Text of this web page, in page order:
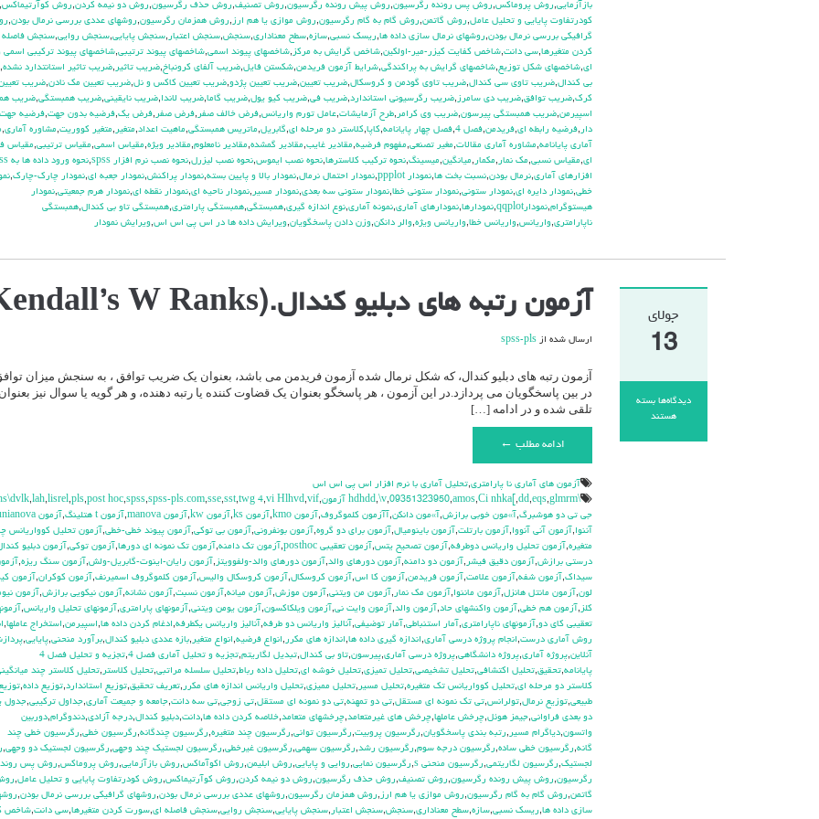
بازآزمايي,روش پروماكس,روش پس رونده رگرسيون,روش پيش رونده رگرسيون,روش تصنيف,روش حذف رگرسيون,روش دو نيمه كردن,روش كوآرتيماكس
كودرتفاوت پايايي و تحليل عامل,روش گاتمن,روش گام به گام رگرسيون,روش موازي يا هم ارز ,روش همزمان رگرسيون,روشهاي عددي بررسي نرمال بودن,
گرافيكي بررسي نرمال بودن,روشهاي نرمال سازي داده ها,ريسك نسبي,سازه,سطح معناداري,سنجش,سنجش اعتبار ,سنجش پايايي,سنجش روايي,سنجش فاصله
كردن متغيرها,سي دانت,شاخص كفايت كيزر-مير-اولكين,شاخص گرايش به مركز ,شاخصهاي پيوند اسمي,شاخصهاي پيوند ترتيبي,شاخصهاي پيوند تركيبي اسمي
اي,شاخصهاي شكل توزيع,شاخصهاي گرايش به پراكندگي,شرايط آزمون فريدمن,شكستن فايل,ضريب آلفاي کرونباخ,ضريب تاثير ,ضريب تاثير استانتدارد نشده,
بي كندال,ضريب تاوي سي كندال,ضريب تاوي گودمن و كروسكال,ضريب تعيين,ضريب تعيين پژدو,ضريب تعيين كاكس و نل,ضريب تعيين مك نادن,ضريب
كرك,ضريب توافق,ضريب دي سامرز ,ضريب رگرسيوني استاندارد,ضريب في,ضريب كيو يول,ضريب گاما,ضريب لاندا,ضريب نايقيني,ضريب همبستگي,ضريب
اسپيرمن,ضريب همبستگي پيرسون,ضريب وي كرامر ,طرح آزمايشات,عامل تورم واريانس,فرض خالف صفر ,فرض صفر ,فرض يك,فرضيه بدون جهت,فرضيه
دار ,فرضيه رابطه اي,فريدمن,فصل 4 ,فصل چهار پايانامه,كاپا,كلاستر دو مرحله اي,گابريل,ماتريس همبستگي,ماهيت اعداد,متغير ,متغير كووريت,مشاوره آماري,
آماري پايانامه,مشاوره آماري مقالات,مغير تصنعي,مفهوم فرضيه,مقادير غايب,مقادير گمشده,مقادير نامعلوم,مقادير ويژه,مقياس اسمي,مقياس ترتيبي,مقياس
اي,مقياس نسبي,مك نمار ,مكمار ,ميانگين,ميسينگ,نحوه تركيب كلاسترها,نحوه نصب ايموس,نحوه نصب ليزرل,نحوه نصب نرم افزار spss ,نحوه ورود داده ها به spss
افزارهاي آماري,نرمال بودن,نسبت بخت ها,نمودار ppplot ,نمودار احتمال نرمال,نمودار بالا و پايين بسته,نمودار پراكنش,نمودار جعبه اي,نمودار چارك-چارك,
خطي,نمودار دايره اي,نمودار ستوني,نمودار ستوني خطا,نمودار ستوني سه بعدي,نمودار مسير ,نمودار ناحيه اي,نمودار نقطه اي,نمودار هرم جمعيتي,نمودار
هيستوگرام,نمودارqqplot ,نمودارها,نمودارهاي آماري,نمونه آماري,نوع اندازه گيري,همبستگي,همبستگي پارامتري,همبستگي تاو بي کندال,همبستگي
ناپارامتري,واريانس,واريانس خطا,واريانس ويژه,والر دانكن,وزن دادن پاسخگويان,ويرايش داده ها در اس پي اس اس,ويرايش نمودار
جولای
13
دیدگاه‌ها
برای
بسته
هستند
آزمون رتبه های دبلیو کندال.(Kendall’s W Ranks)
ارسال شده ازspss-pls
آزمون رتبه های دبلیو کندال، که شکل نرمال شده آزمون فریدمن می باشد، بعنوان یک ضریب توافق ، به سنجش میزان
در بین پاسخگویان می پردازد.در این آزمون ، هر پاسخگو بعنوان یک قضاوت کننده یا رتبه دهنده، و هر گویه یا سوال نیز
تلقی شده و در ادامه […]
ادامه مطلب ←
آزمون هاي آماري نا پارامتري,تحليل آماري با نرم افزار اس پي اس اس
\hdhdd
,\v,09351323950,amos,Ci nhka[ ,dd,eqs,glmrm آزمون ,
,lah,lisrel,pls,post hoc,spss,spss-pls.com,sse,sst,twg 4,vi Hlhvd,vif
جي تي دو هوشبرگ,آ»مون خوبي برازش,آ»مون دانكن,آآزمون كلموگروف,آزمون kmo ,آزمون ks ,آزمون kw ,آزمون manova ,آزمون t هتلينگ ,آزمون unianova
آننوا,آزمون آني آنووا,آزمون بارتلت,آزمون باينوميال,آزمون براي دو گروه,آزمون بونفروني,آزمون بي توكي,آزمون پيوند خطي-خطي,آزمون تحليل كوواريانس
متغيره,آزمون تحليل واريانس دوطرفه,آزمون تصحيح يتس,آزمون تعقيبي posthoc ,آزمون تك دامنه,آزمون تك نمونه اي دورها,آزمون توكي,آزمون دبليو
درستي برازش,آزمون دقيق فيشر ,آزمون دو دامنه,آزمون دورهاي والد,آزمون دورهاي والد-ولفوويتز ,آزمون رايان-اينوت-گابريل-ولش,آزمون سنگ ريزه,
سيداك,آزمون شفه,آزمون علامت,آزمون فريدمن,آزمون كا اس,آزمون كروسكال,آزمون كروسكال واليس,آزمون كلموگروف اسميرنف,آزمون كوكران,آزمون
لون,آزمون مانتل هانزل,آزمون ماننوا,آزمون مك نمار ,آزمون من ويتني,آزمون موزش,آزمون ميانه,آزمون نسبت,آزمون نشانه,آزمون نيكويي برازش,آزمون
كلز ,آزمون هم خطي,آزمون واكنشهاي حاد,آزمون والد,آزمون وايت ني,آزمون ويلكاكسون,آزمون يومن ويتني,آزمونهاي پارامتري,آزمونهاي تحليل واريانس,
تعقيبي كاي دو,آزمونهاي ناپارامتري,آمار استنباطي,آمار توضيفي,آناليز واريانس دو طرفه,آناليز واريانس يکطرفه,ادغام كردن داده ها,اسپيرمن,استخراج عاملها,
روش آماري درست,انجام پروژه درسي آماري,اندازه گيري داده ها,اندازه هاي مكرر ,انواع فرضيه,انواع متغير ,بازه عددي دبليو كندال,برآورد منحني,پايايي,
آنلاين,پروژه آماري,پروژه دانشگاهي,پروژه درسي آماري,پيرسون,تاو بي کندال,تبديل لگاريتم,تجزيه و تحليل آماري فصل 4 ,
تجزيه و تحليل فصل 4
پايانامه,تحقيق,تحليل اكتشافي,تحليل تشخيصي,تحليل تميزي,تحليل خوشه اي,تحليل داده رباط,تحليل سلسله مراتبي,تحليل كلاستر ,تحليل كلاستر چند
كلاستر دو مرحله اي,تحليل كوواريانس تك متغيره,تحليل مسير ,تحليل مميزي,تحليل واريانس اندازه هاي مكرر ,تعريف تحقيق,توزيع استاندارد,توزيع داده,
طبيعي,توزيع نرمال,تولرانس,تي تک نمونه اي مستقل,تي دو تمهنه,تي دو نمونه اي مستقل,تي زوجي,تي سه دانت,جامعه و جميعت آماري,جداول تركيبي,جدول
دو بعدي فراواني,جيمز هوئل,چرخش عاملها,چرخش هاي غيرمتعامد,چرخشهاي متعامد,خلاصه كردن داده ها,دانت,دبليو كندال,درجه آزادي,دندوگرام,دوربين
واتسون,دياگرام مسير ,رتبه بندي پاسخگويان,رگرسيون پروبيت,رگرسيون تواني,رگرسيون چند متغيره,رگرسيون چندگانه,رگرسيون خطي,رگرسيون خطي چند
گانه,رگرسيون خطي ساده,رگرسيون درجه سوم,رگرسيون رشد,رگرسيون سهمي,رگرسيون غيرخطي,رگرسيون لجستيك چند وجهي,رگرسيون لجستيك دو وجهي,
لجستيک,رگرسيون لگاريتمي,رگرسيون منحني s ,رگرسيون نمايي,روايي و پايايي,روش ابليمن,روش اكوآماكس,روش بازآزمايي,روش پروماكس,روش پس
رگرسيون,روش پيش رونده رگرسيون,روش تصنيف,روش حذف رگرسيون,روش دو نيمه كردن,روش كوآرتيماكس,روش كودرتفاوت پايايي و تحليل عامل,
گاتمن,روش گام به گام رگرسيون,روش موازي يا هم ارز ,روش همزمان رگرسيون,روشهاي عددي بررسي نرمال بودن,روشهاي گرافيكي بررسي نرمال بودن,
سازي داده ها,ريسك نسبي,سازه,سطح معناداري,سنجش,سنجش اعتبار ,سنجش پايايي,سنجش روايي,سنجش فاصله اي,سورت كردن متغيرها,سي دانت,شاخص